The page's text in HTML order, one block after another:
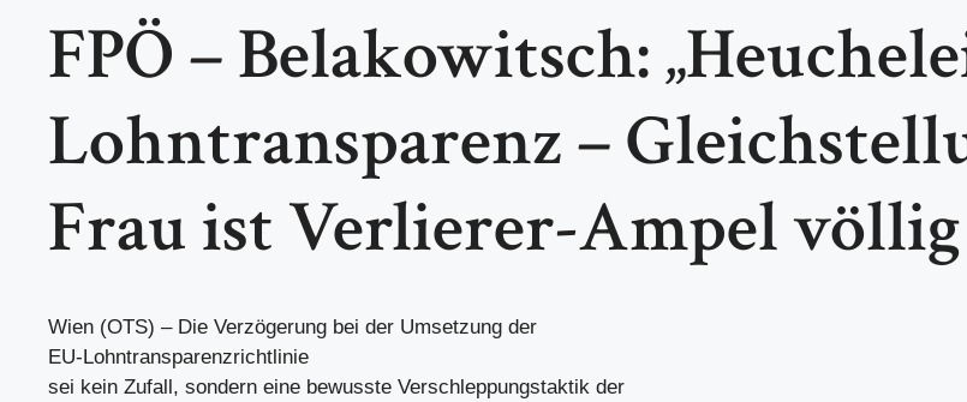
FPÖ – Belakowitsch:
Lohntransparenz –
Frau ist Verlierer-Ampel völlig
Wien (OTS) – Die Verzögerung bei der Umsetzung der
EU-Lohntransparenzrichtlinie
sei kein Zufall, sondern eine bewusste Verschleppungstaktik der